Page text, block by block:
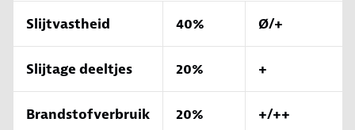
Slijtvastheid 40% Ø/+
Slijtage deeltjes 20% +
Brandstofverbruik 20% +/++